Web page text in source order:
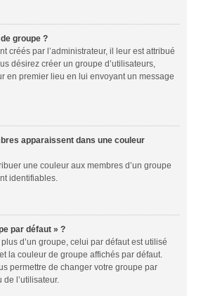
groupe ?
créés par l’administrateur, il leur est attribué
désirez créer un groupe d’utilisateurs,
en premier lieu en lui envoyant un message
apparaissent dans une couleur
une couleur aux membres d’un groupe
identifiables.
par défaut » ?
d’un groupe, celui par défaut est utilisé
la couleur de groupe affichés par défaut.
permettre de changer votre groupe par
l’utilisateur.